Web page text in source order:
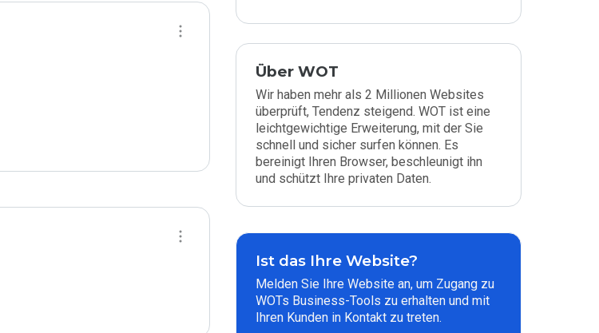
Über WOT
Wir haben mehr als 2 Millionen Websites
überprüft, Tendenz steigend. WOT ist eine
leichtgewichtige Erweiterung, mit der Sie
schnell und sicher surfen können. Es
bereinigt Ihren Browser, beschleunigt ihn
und schützt Ihre privaten Daten.
Ist das Ihre Website?
Melden Sie Ihre Website an, um Zugang zu
WOTs Business-Tools zu erhalten und mit
Ihren Kunden in Kontakt zu treten.